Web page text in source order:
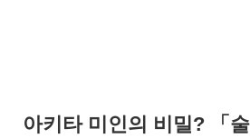
아키타 미인의 비밀? 「